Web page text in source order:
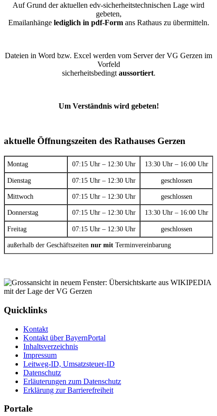
Auf Grund der aktuellen edv-sicherheitstechnischen Lage wird
gebeten,
Emailanhänge lediglich in pdf-Formans Rathaus zu übermitteln.
Dateien in Word bzw. Excel werden vom Server der VG Gerzen im
Vorfeld
sicherheitsbedingt aussortiert.
Um Verständnis wird gebeten!
aktuelle Öffnungszeiten des Rathauses Gerzen
Montag 07:15 Uhr – 12:30 Uhr 13:30 Uhr – 16:00 Uhr
Dienstag 07:15 Uhr – 12:30 Uhr geschlossen
Mittwoch 07:15 Uhr – 12:30 Uhr geschlossen
Donnerstag 07:15 Uhr – 12:30 Uhr 13:30 Uhr – 16:00 Uhr
Freitag 07:15 Uhr – 12:30 Uhr geschlossen
außerhalb der Geschäftszeiten nur mit Terminvereinbarung
Quicklinks
Kontakt
Kontakt über BayernPortal
Inhaltsverzeichnis
Impressum
Leitweg-ID, Umsatzsteuer-ID
Datenschutz
Erläuterungen zum Datenschutz
Erklärung zur Barrierefreiheit
Portale